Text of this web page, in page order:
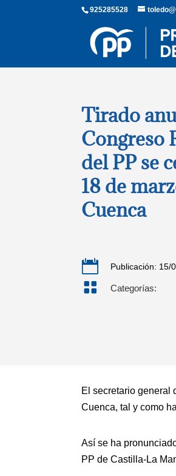
925285528
Tirado
Congreso
del PP se
18 de
Cuenca
 Publicación: 15/
 Categorías:
El secretario general
Cuenca, tal y como
Así se ha
PP de Castilla-La